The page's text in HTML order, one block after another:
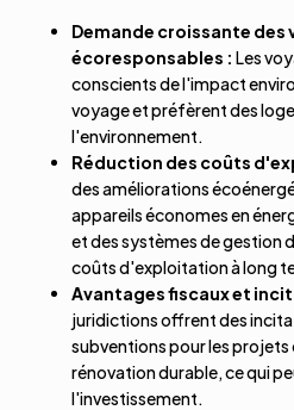
Demande croissante des
écoresponsables : Les
conscients de l'impact
voyage et préfèrent des
l'environnement.
Réduction des coûts
des améliorations
appareils économes en
et des systèmes de gestion
coûts d'exploitation à long
Avantages fiscaux et
juridictions offrent des
subventions pour les
rénovation durable, ce qui
l'investissement.